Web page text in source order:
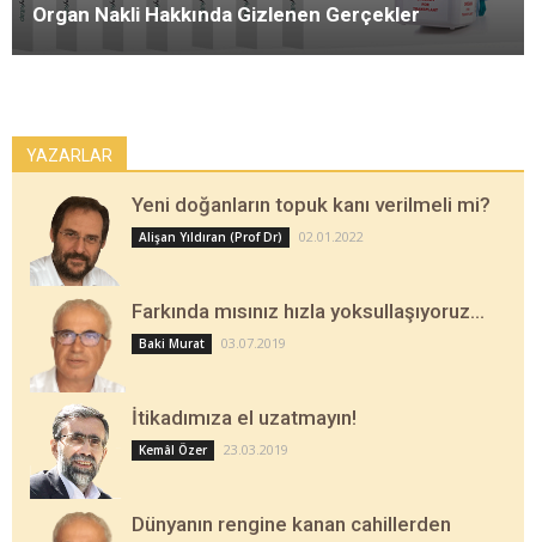
Organ Nakli Hakkında Gizlenen Gerçekler
YAZARLAR
Yeni doğanların topuk kanı verilmeli mi?
Alişan Yıldıran (Prof Dr) 02.01.2022
Farkında mısınız hızla yoksullaşıyoruz…
Baki Murat 03.07.2019
İtikadımıza el uzatmayın!
Kemâl Özer 23.03.2019
Dünyanın rengine kanan cahillerden